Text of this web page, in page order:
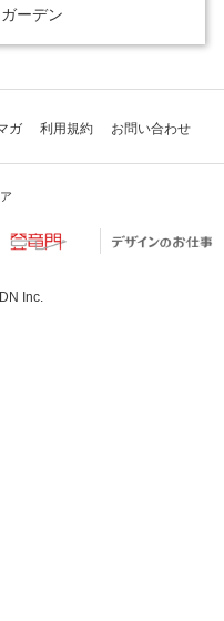
ーデン
ガ 利用規約 お問い合わせ
Inc.